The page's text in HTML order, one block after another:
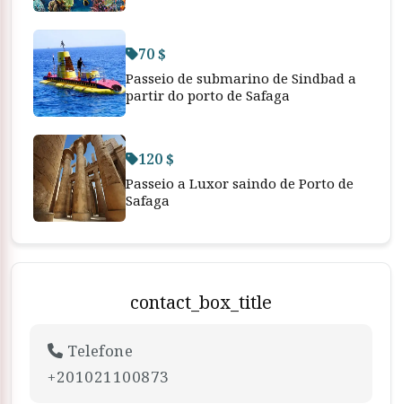
70 $
Passeio de submarino de Sindbad a
partir do porto de Safaga
120 $
Passeio a Luxor saindo de Porto de
Safaga
contact_box_title
Telefone
+201021100873